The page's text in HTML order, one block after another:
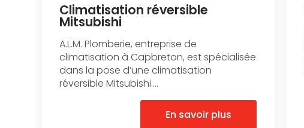
Climatisation réversible
Mitsubishi
A.L.M. Plomberie, entreprise de
climatisation à Capbreton, est spécialisée
dans la pose d’une climatisation
réversible Mitsubishi....
En savoir plus